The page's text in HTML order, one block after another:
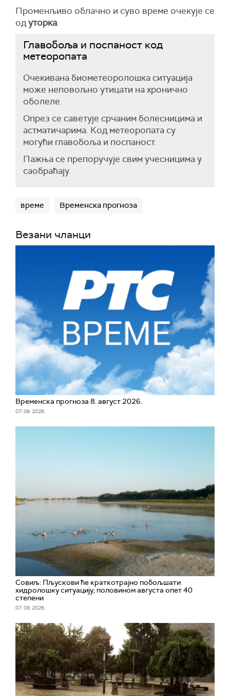
Променљиво облачно и суво време очекује се
одуторка.
Главобоља и поспаност код
метеоропата
Очекивана биометеоролошка ситуација
може неповољно утицати на хронично
оболеле.
Опрез се саветује срчаним болесницима и
астматичарима. Код метеоропата су
могући главобоља и поспаност.
Пажња се препоручује свим учесницима у
саобраћају.
време Временска прогноза
Везани чланци
Временска прогноза 8. август 2026.
07. 08. 2026.
Совиљ: Пљускови ће краткотрајно побољшати
хидролошку ситуацију; половином августа опет 40
степени
07. 08. 2026.